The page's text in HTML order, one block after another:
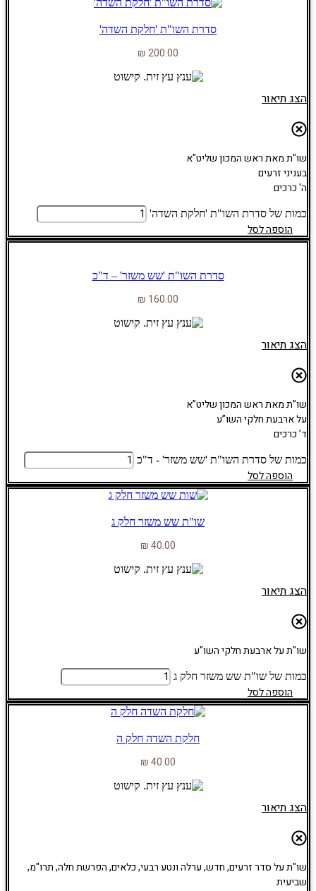
סדרת השו"ת 'חלקת השדה'
₪200.00
הצג תיאור
שו"ת מאת ראש המכון שליט"א
בעניני זרעים
ה' כרכים
כמות של סדרת השו"ת 'חלקת השדה'
הוספה לסל
סדרת השו"ת 'שש משזר' – ד"כ
₪ 160.00
הצג תיאור
שו”ת מאת ראש המכון שליט”א
על ארבעת חלקי השו”ע
ד’ כרכים
כמות של סדרת השו"ת 'שש משזר' - ד"כ
הוספה לסל
שו"ת שש משזר חלק ג
₪40.00
הצג תיאור
שו"ת על ארבעת חלקי השו"ע
כמות של שו"ת שש משזר חלק ג
הוספה לסל
חלקת השדה חלק ה
₪40.00
הצג תיאור
שו"ת על סדר זרעים, חדש, ערלה ונטע רבעי, כלאים, הפרשת חלה, תרו"מ,
שביעית